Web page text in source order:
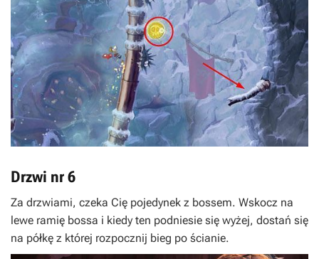
Drzwi nr 6
Za drzwiami, czeka Cię pojedynek z bossem. Wskocz na
lewe ramię bossa i kiedy ten podniesie się wyżej, dostań się
na półkę z której rozpocznij bieg po ścianie.